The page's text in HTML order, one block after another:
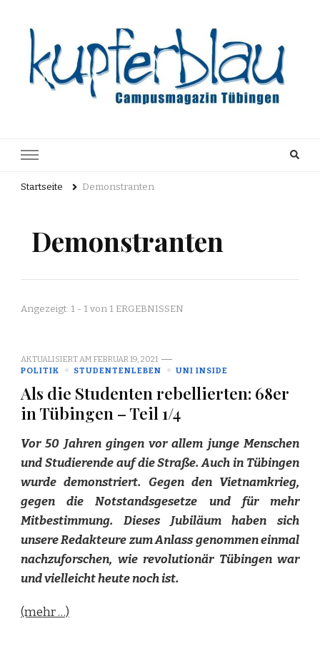
Archiv
Startseite Demonstranten
Demonstranten
Angezeigt: 1 - 1 von 1 ERGEBNISSEN
AKTUALISIERT AM FEBRUAR 19, 2021
POLITIK
STUDENTENLEBEN UNI INSIDE
Als die Studenten rebellierten: 68er
in Tübingen – Teil 1/4
Vor 50 Jahren gingen vor allem junge Menschen
und Studierende auf die Straße. Auch in Tübingen
wurde demonstriert. Gegen den Vietnamkrieg,
gegen die Notstandsgesetze und für mehr
Mitbestimmung. Dieses Jubiläum haben sich
unsere Redakteure zum Anlass genommen einmal
nachzuforschen, wie revolutionär Tübingen war
und vielleicht heute noch ist.
(mehr …)